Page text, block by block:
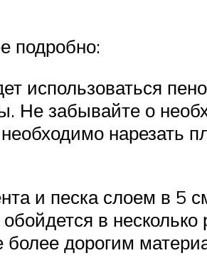
подробно:
использоваться
Не забывайте о
нарезать
и песка слоем в 5
в
более дорогим